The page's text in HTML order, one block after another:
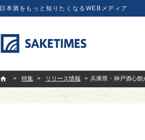
日本酒をもっと知りたくなるWEBメディア
SAKETIMES
特集
リリース情報 兵庫県・神戸酒心